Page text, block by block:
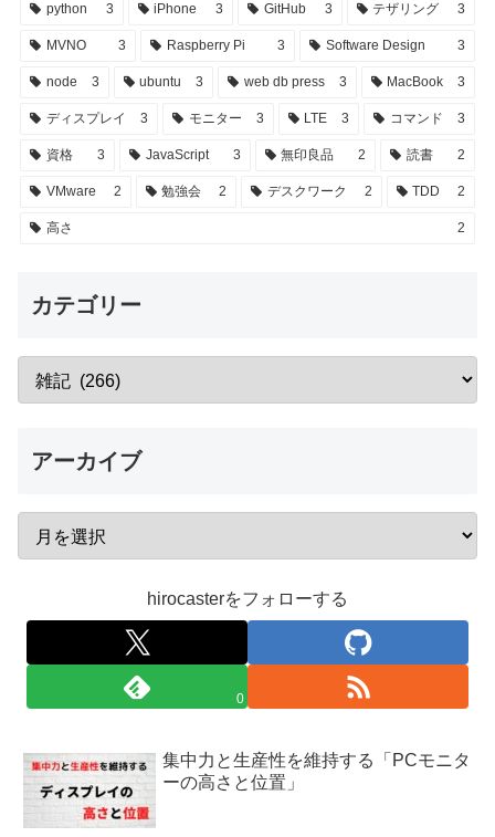
python 3 iPhone 3 GitHub 3 テザリング 3
MVNO 3 Raspberry Pi 3 Software Design 3
node 3 ubuntu 3 web db press 3 MacBook 3
ディスプレイ 3 モニター 3 LTE 3 コマンド 3
資格 3 JavaScript 3 無印良品 2 読書 2
VMware 2 勉強会 2 デスクワーク 2 TDD 2
高さ 2
カテゴリー
アーカイブ
hirocasterをフォローする
0
集中力と生産性を維持する「PCモニタ
ーの高さと位置」